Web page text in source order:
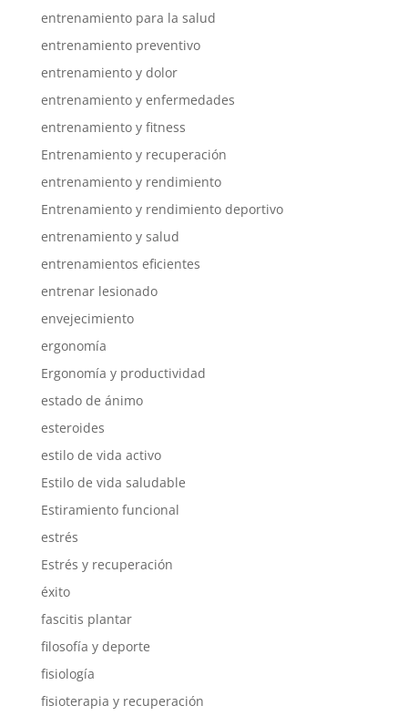
entrenamiento para la salud
entrenamiento preventivo
entrenamiento y dolor
entrenamiento y enfermedades
entrenamiento y fitness
Entrenamiento y recuperación
entrenamiento y rendimiento
Entrenamiento y rendimiento deportivo
entrenamiento y salud
entrenamientos eficientes
entrenar lesionado
envejecimiento
ergonomía
Ergonomía y productividad
estado de ánimo
esteroides
estilo de vida activo
Estilo de vida saludable
Estiramiento funcional
estrés
Estrés y recuperación
éxito
fascitis plantar
filosofía y deporte
fisiología
fisioterapia y recuperación